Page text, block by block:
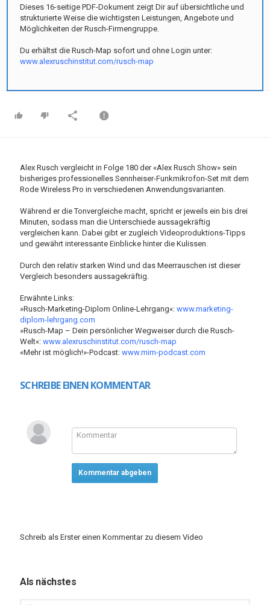
Dieses 16-seitige PDF-Dokument zeigt Dir auf übersichtliche und
strukturierte Weise die wichtigsten Leistungen, Angebote und
Möglichkeiten der Rusch-Firmengruppe.
Du erhältst die Rusch-Map sofort und ohne Login unter:
www.alexruschinstitut.com/rusch-map
Alex Rusch vergleicht in Folge 180 der «Alex Rusch Show» sein
bisheriges professionelles Sennheiser-Funkmikrofon-Set mit dem
Rode Wireless Pro in verschiedenen Anwendungsvarianten.
Während er die Tonvergleiche macht, spricht er jeweils ein bis drei
Minuten, sodass man die Unterschiede aussagekräftig
vergleichen kann. Dabei gibt er zugleich Videoproduktions-Tipps
und gewährt interessante Einblicke hinter die Kulissen.
Durch den relativ starken Wind und das Meerrauschen ist dieser
Vergleich besonders aussagekräftig.
Erwähnte Links:
»Rusch-Marketing-Diplom Online-Lehrgang«: www.marketing-
diplom-lehrgang.com
»Rusch-Map – Dein persönlicher Wegweiser durch die Rusch-
Welt«: www.alexruschinstitut.com/rusch-map
«Mehr ist möglich!»-Podcast: www.mim-podcast.com
SCHREIBE EINEN KOMMENTAR
Kommentar abgeben
Schreib als Erster einen Kommentar zu diesem Video
Als nächstes